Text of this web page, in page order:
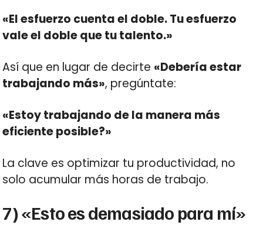
«El esfuerzo cuenta el doble. Tu esfuerzo
vale el doble que tu talento.»
Así que en lugar de decirte «Debería estar
trabajando más», pregúntate:
«Estoy trabajando de la manera más
eficiente posible?»
La clave es optimizar tu productividad, no
solo acumular más horas de trabajo.
7) «Esto es demasiado para mí»